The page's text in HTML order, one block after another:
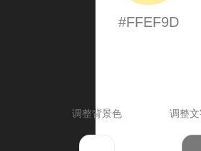
#FFEF9D
调整背景色 调整